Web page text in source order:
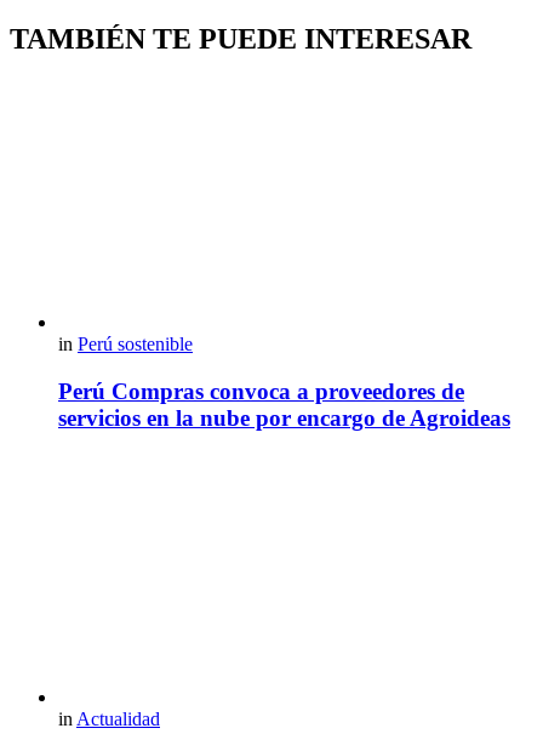
TAMBIÉN TE PUEDE INTERESAR
in Perú sostenible
Perú Compras convoca a proveedores de
servicios en la nube por encargo de Agroideas
in Actualidad